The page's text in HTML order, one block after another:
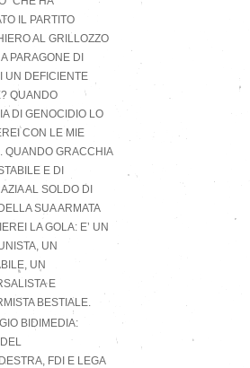
IL PARTITO
AL GRILLOZZO
PARAGONE DI
UN DEFICIENTE
QUANDO
DI GENOCIDIO LO
CON LE MIE
QUANDO GRACCHIA
E DI
AL SOLDO DI
SUA ARMATA
LA GOLA: E’ UN
UN
UN
E
BESTIALE.
BIDIMEDIA:
FDI E LEGA